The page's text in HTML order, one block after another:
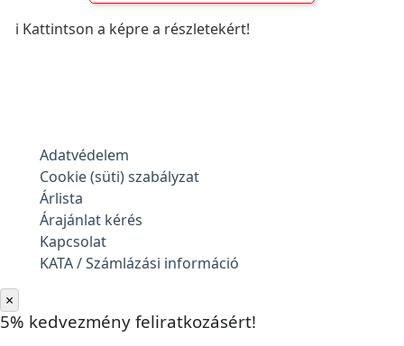
ℹ️ Kattintson a képre a részletekért!
Adatvédelem
Cookie (süti) szabályzat
Árlista
Árajánlat kérés
Kapcsolat
KATA / Számlázási információ
×
5% kedvezmény feliratkozásért!